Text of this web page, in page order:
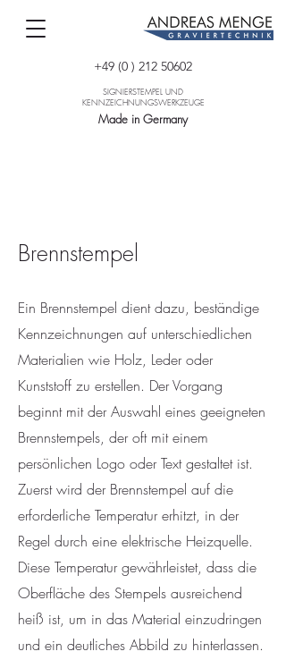
+49 (0 ) 212 50602
SIGNIERSTEMPEL UND
KENNZEICHNUNGSWERKZEUGE
Made in Germany
Brennstempel
Ein Brennstempel dient dazu, beständige
Kennzeichnungen auf unterschiedlichen
Materialien wie Holz, Leder oder
Kunststoff zu erstellen. Der Vorgang
beginnt mit der Auswahl eines geeigneten
Brennstempels, der oft mit einem
persönlichen Logo oder Text gestaltet ist.
Zuerst wird der Brennstempel auf die
erforderliche Temperatur erhitzt, in der
Regel durch eine elektrische Heizquelle.
Diese Temperatur gewährleistet, dass die
Oberfläche des Stempels ausreichend
heiß ist, um in das Material einzudringen
und ein deutliches Abbild zu hinterlassen.